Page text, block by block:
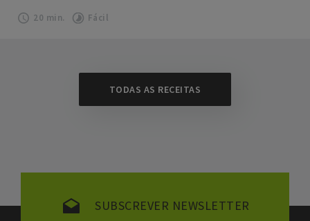
20 min. Fácil
TODAS AS RECEITAS
SUBSCREVER NEWSLETTER